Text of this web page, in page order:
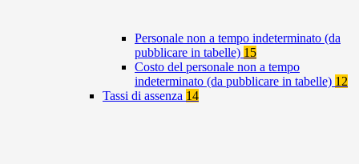
Personale non a tempo indeterminato (da
pubblicare in tabelle) 15
Costo del personale non a tempo
indeterminato (da pubblicare in tabelle) 12
Tassi di assenza 14